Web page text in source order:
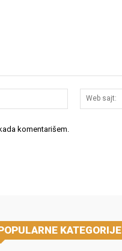
Email:*
komentarišem.
KATEGORIJE